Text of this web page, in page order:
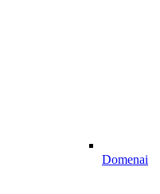
Domenai